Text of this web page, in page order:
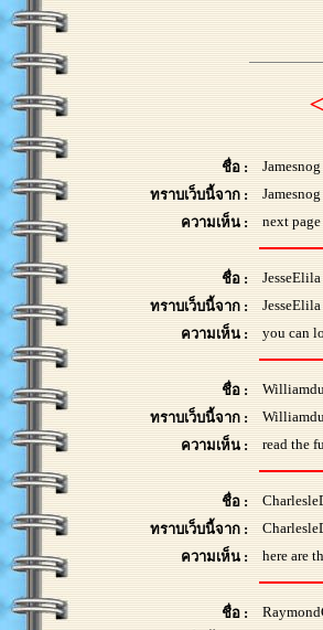
ชื่อ : Jamesnog
ทราบเว็บนี้จาก :
Jamesnog
ความเห็น :
next
ชื่อ : JesseElila
ทราบเว็บนี้จาก :
JesseElila
ความเห็น :
you can
ชื่อ :
ทราบเว็บนี้จาก :
ความเห็น :
read the
ชื่อ :
ทราบเว็บนี้จาก :
ความเห็น :
here are
ชื่อ :